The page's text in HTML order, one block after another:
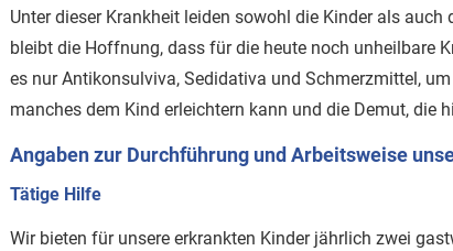
Unter dieser Krankheit leiden sowohl die Kinder als
bleibt die Hoffnung, dass für die heute noch unheilbare
es nur Antikonsulviva, Sedidativa und Schmerzmittel,
manches dem Kind erleichtern kann und die Demut, die
Angaben zur Durchführung und Arbeitsweise
Tätige Hilfe
Wir bieten für unsere erkrankten Kinder jährlich zwei